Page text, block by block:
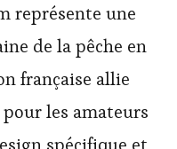
représente une
de la pêche en
française allie
les amateurs
spécifique et